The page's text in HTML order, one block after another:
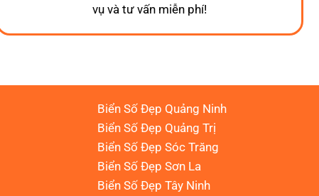
vụ và tư vấn miễn phí!
Biển Số Đẹp Quảng Ninh
Biển Số Đẹp Quảng Trị
Biển Số Đẹp Sóc Trăng
Biển Số Đẹp Sơn La
Biển Số Đẹp Tây Ninh